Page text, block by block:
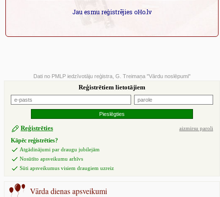
Jau esmu reģistrējies oHo.lv
Dati no PMLP iedzīvotāju reģistra, G. Treimaņa "Vārdu noslēpumi"
Reģistrētiem lietotājiem
Reģistrēties aizmirsu paroli
Kāpēc reģistrēties?
Atgādinājumi par draugu jubilejām
Nosūtīto apsveikumu arhīvs
Sūti apsveikumus visiem draugiem uzreiz
Vārda dienas apsveikumi